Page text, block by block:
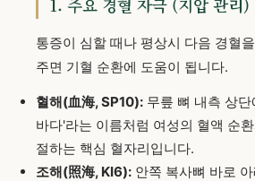
1. 주요 경혈 자극 (지압 관리)
통증이 심할 때나 평상시 다음 경혈
주면 기혈 순환에 도움이 됩니다.
혈해(血海, SP10): 무릎 뼈 내측 상
바다'라는 이름처럼 여성의 혈액 순
절하는 핵심 혈자리입니다.
조해(照海, KI6): 안쪽 복사뼈 바로